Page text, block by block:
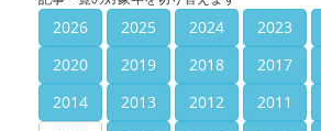
2026 2025 2024 2023
2020
2019 2018 2017
2014
2013 2012 2011